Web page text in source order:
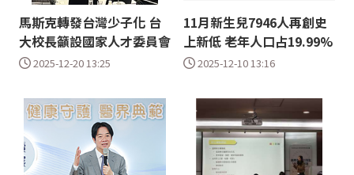
馬斯克轉發台灣少子化 台
大校長籲設國家人才委員會
2025-12-20 13:25
11月新生兒7946人再創史
上新低 老年人口占19.99%
2025-12-10 13:16